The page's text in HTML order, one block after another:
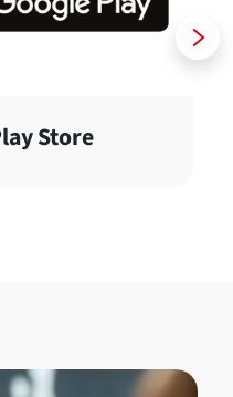
Store
Weiter